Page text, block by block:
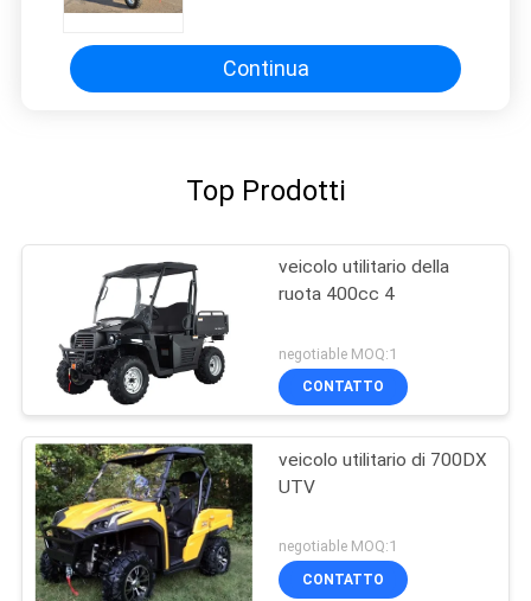
Continua
Top Prodotti
veicolo utilitario della
ruota 400cc 4
negotiable MOQ:1
CONTATTO
veicolo utilitario di 700DX
UTV
negotiable MOQ:1
CONTATTO